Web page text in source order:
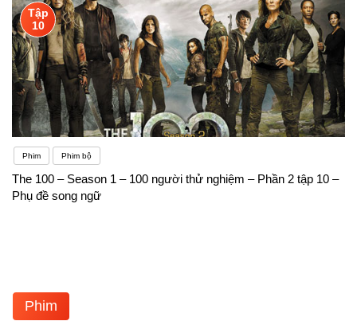
Tập
10
Phim Phim bộ
The 100 – Season 1 – 100 người thử nghiệm – Phần 2 tập 10 –
Phụ đề song ngữ
Phim